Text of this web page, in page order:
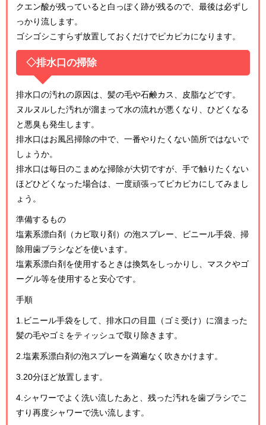
クエン酸が残っていると白っぽく跡が残るので、最後は必ずし
っかり流します。
ゴシゴシこすらず放置しておくだけでピカピカになります。
◇排水口の掃除
排水口の汚れの原因は、髪の毛や石鹸カス、皮脂などです。
ヌルヌルした汚れが溜まって水の流れが悪くなり、ひどくなる
と悪臭も発生します。
排水口はお風呂掃除の中で、一番やりたくない箇所ではないで
しょうか。
排水口は毎日のこまめな掃除が大切ですが、手で触りたくない
ほどひどくなった場合は、一度頑張ってピカピカにしてみまし
ょう。
準備するもの
塩素系漂白剤（カビ取り剤）の泡スプレー、ビニール手袋、掃
除用歯ブラシなどを使います。
塩素系漂白剤を使用するときは換気をしっかりし、マスクやゴ
ーグル等を使用すると安心です。
手順
1.ビニール手袋をして、排水口の目皿（ゴミ受け）に溜まった
髪の毛やゴミをティッシュで取り除きます。
2.塩素系漂白剤の泡スプレーを満遍なく吹きかけます。
3.20分ほど放置します。
4.シャワーでよく洗い流したあと、残った汚れを歯ブラシでこ
すり再度シャワーで洗い流します。